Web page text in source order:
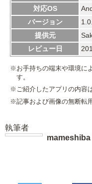
対応OS
バージョン
提供元
レビュー日
※お手持ちの端末や環境に
す。
※ご紹介したアプリの内容
※記事および画像の無断転
執筆者
mameshiba